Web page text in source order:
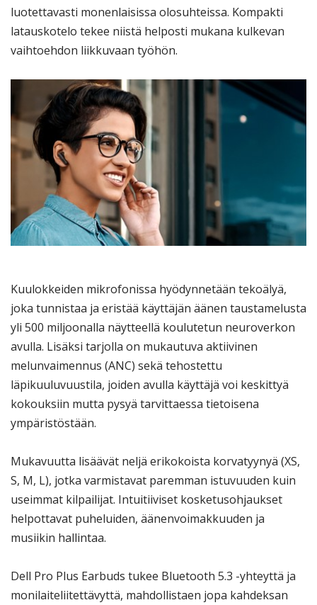
luotettavasti monenlaisissa olosuhteissa. Kompakti
latauskotelo tekee niistä helposti mukana kulkevan
vaihtoehdon liikkuvaan työhön.
Kuulokkeiden mikrofonissa hyödynnetään tekoälyä,
joka tunnistaa ja eristää käyttäjän äänen taustamelusta
yli 500 miljoonalla näytteellä koulutetun neuroverkon
avulla. Lisäksi tarjolla on mukautuva aktiivinen
melunvaimennus (ANC) sekä tehostettu
läpikuuluvuustila, joiden avulla käyttäjä voi keskittyä
kokouksiin mutta pysyä tarvittaessa tietoisena
ympäristöstään.
Mukavuutta lisäävät neljä erikokoista korvatyynyä (XS,
S, M, L), jotka varmistavat paremman istuvuuden kuin
useimmat kilpailijat. Intuitiiviset kosketusohjaukset
helpottavat puheluiden, äänenvoimakkuuden ja
musiikin hallintaa.
Dell Pro Plus Earbuds tukee Bluetooth 5.3 -yhteyttä ja
monilaiteliitettävyttä, mahdollistaen jopa kahdeksan